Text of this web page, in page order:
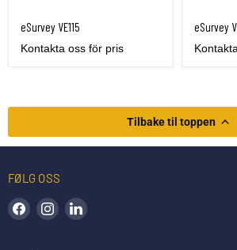
eSurvey VE115
Kontakta oss för pris
eSurvey
Tilbake til toppen
FØLG OSS
Finn oss på Facebook
Finn oss på Instagram